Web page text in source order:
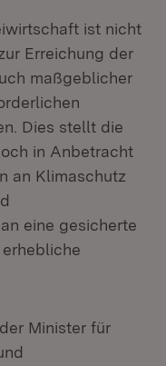
ist nicht
Erreichung der
maßgeblicher
Dies stellt die
in Anbetracht
an Klimaschutz
eine gesicherte
Minister für